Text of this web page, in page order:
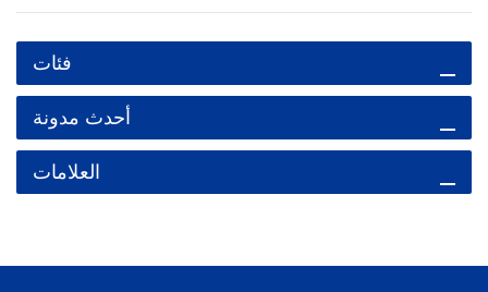
فئات
أحدث مدونة
العلامات